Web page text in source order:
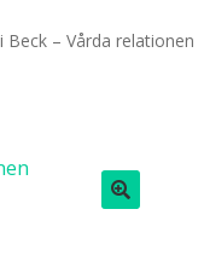
Beck – Vårda relationen